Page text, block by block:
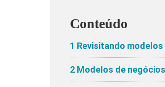
Conteúdo
1 Revisitando
2 Modelos de